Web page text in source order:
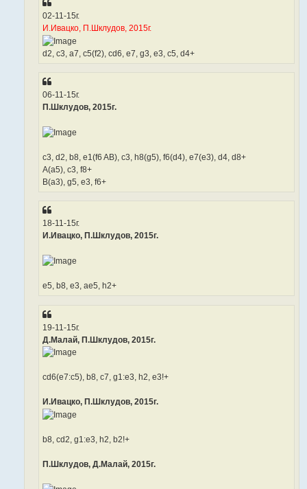
02-11-15г.
И.Ивацко, П.Шклудов, 2015г.
d2, c3, a7, c5(f2), cd6, e7, g3, e3, c5, d4+
06-11-15г.
П.Шклудов, 2015г.
c3, d2, b8, e1(f6 AB), c3, h8(g5), f6(d4), e7(e3), d4, d8+
A(a5), c3, f8+
B(a3), g5, e3, f6+
18-11-15г.
И.Ивацко, П.Шклудов, 2015г.
e5, b8, e3, ae5, h2+
19-11-15г.
Д.Малай, П.Шклудов, 2015г.
cd6(e7:c5), b8, c7, g1:e3, h2, e3!+
И.Ивацко, П.Шклудов, 2015г.
b8, cd2, g1:e3, h2, b2!+
П.Шклудов, Д.Малай, 2015г.